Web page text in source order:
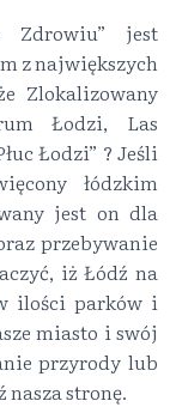
Zdrowiu” jest
z największych
Zlokalizowany
Łodzi, Las
Łodzi” ? Jeśli
łódzkim
jest on dla
przebywanie
iż Łódź na
ilości parków i
miasto i swój
przyrody lub
stronę.